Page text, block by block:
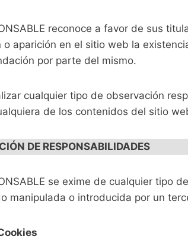
reconoce a favor de sus
o aparición en el sitio web la
por parte del mismo.
cualquier tipo de observación
de los contenidos del sitio
DE RESPONSABILIDADES
se exime de cualquier tipo
manipulada o introducida por un